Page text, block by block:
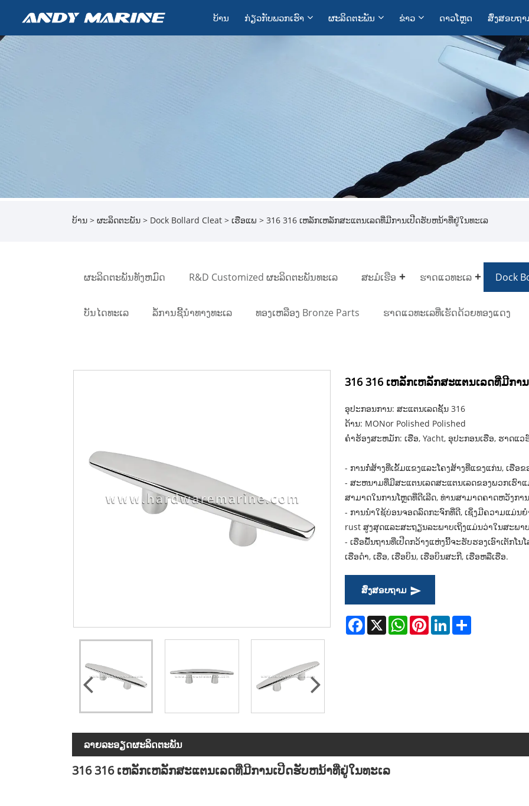
ບ້ານ ກ່ຽວ​ກັບ​ພວກ​ເຮົາ ຜະລິດຕະພັນ ຂ່າວ ດາວໂຫຼດ ສົ່ງສອບຖ
ບ້ານ > ຜະລິດຕະພັນ > Dock Bollard Cleat > ເຮືອແພ > 316 316 ເຫລັກເຫລັກສະແຕນເລດທີ່ມີການເປີດຮັບຫນ້າທີ່ຢູ່ໃນທະເລ
ຜະລິດຕະພັນທັງຫມົດ R&D Customized ຜະລິດຕະພັນທະເລ ສະມໍເຮືອ ຮາດແວທະເລ Dock
ບັນໄດທະເລ ລໍ້ການຊີ້ນໍາທາງທະເລ ທອງເຫລືອງ Bronze Parts ຮາດແວທະເລທີ່ເຮັດດ້ວຍທອງແດງ
316 316 ເຫລັກເຫລັກສະແຕນເລດທີ່ມີກາ
ອຸປະກອນການ: ສະແຕນເລດຊັ້ນ 316
ດ້ານ: MONor Polished Polished
ຄໍາຮ້ອງສະຫມັກ: ເຮືອ, Yacht, ອຸປະກອນເຮືອ, ຮາດແວ
- ການກໍ່ສ້າງທີ່ເຂັ້ມແຂງແລະໂຄງສ້າງທີ່ແຂງແກ່ນ, ເຮືອ
- ສະຫນາມທີ່ມີສະແຕນເລດສະແຕນເລດຂອງພວກເຮົ
ສາມາດໃນການໂຫຼດທີ່ດີເລີດ, ທ່ານສາມາດຄາດຫວັງກາ
- ການນໍາໃຊ້ບ່ອນຈອດລົດກະຈົກທີ່ດີ, ເຊິ່ງມີຄວາມແມ່
rust ສູງສຸດແລະສະຖຽນລະພາບເຖິງແມ່ນວ່າໃນສະພາ
- ເຮືອພື້ນຖານທີ່ເປີດກວ້າງແຫ່ງນີ້ຈະຮັບຮອງເອົາເຕັກໂ
ເຮືອດໍາ, ເຮືອ, ເຮືອບິນ, ເຮືອບິນສະກີ, ເຮືອຫລືເຮືອ.
ສົ່ງສອບຖາມ
Facebook
X WhatsAppPinterestLinkedIn
ລາຍ​ລະ​ອຽດ​ຜະ​ລິດ​ຕະ​ພັນ
316 316 ເຫລັກເຫລັກສະແຕນເລດທີ່ມີການເປີດຮັບຫນ້າທີ່ຢູ່ໃນທະເລ